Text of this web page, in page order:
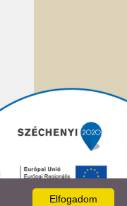
Elfogadom